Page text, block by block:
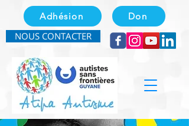
Adhésion Don
NOUS CONTACTER